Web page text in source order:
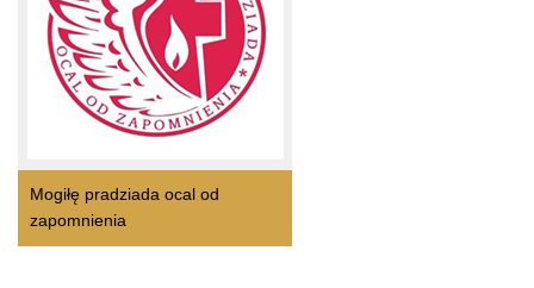
Mogiłę pradziada ocal od
zapomnienia